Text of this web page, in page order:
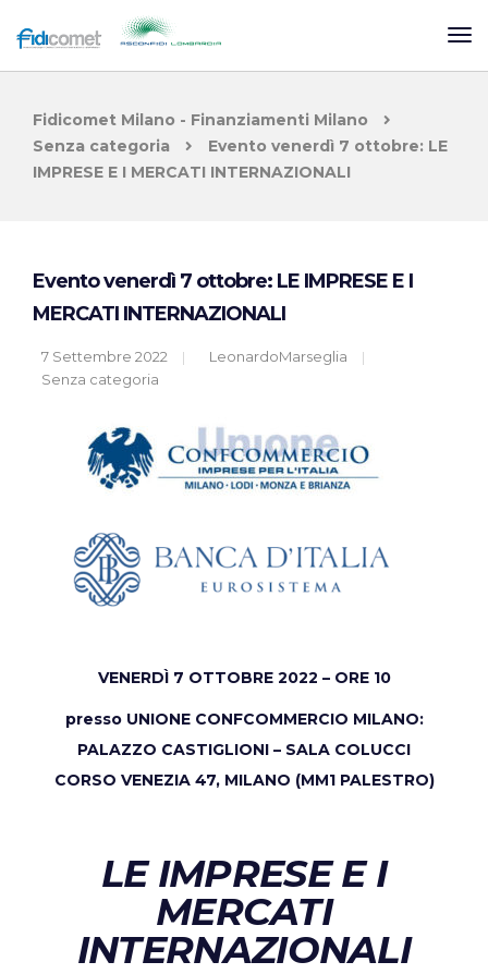
Fidicomet Milano - Finanziamenti Milano
Senza categoria
Evento venerdì 7 ottobre: LE
IMPRESE E I MERCATI INTERNAZIONALI
Evento venerdì 7 ottobre: LE IMPRESE E I
MERCATI INTERNAZIONALI
7 Settembre 2022
LeonardoMarseglia
Senza categoria
VENERDÌ 7 OTTOBRE 2022 – ORE 10
presso UNIONE CONFCOMMERCIO MILANO:
PALAZZO CASTIGLIONI – SALA COLUCCI
CORSO VENEZIA 47, MILANO (MM1 PALESTRO)
LE IMPRESE E I
MERCATI
INTERNAZIONALI